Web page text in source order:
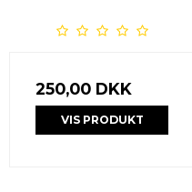
250,00 DKK
VIS PRODUKT